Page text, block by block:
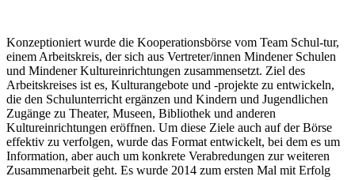
Konzeptioniert wurde die Kooperationsbörse vom Team Schul-tur,
einem Arbeitskreis, der sich aus Vertreter/innen Mindener Schulen
und Mindener Kultureinrichtungen zusammensetzt. Ziel des
Arbeitskreises ist es, Kulturangebote und -projekte zu entwickeln,
die den Schulunterricht ergänzen und Kindern und Jugendlichen
Zugänge zu Theater, Museen, Bibliothek und anderen
Kultureinrichtungen eröffnen. Um diese Ziele auch auf der Börse
effektiv zu verfolgen, wurde das Format entwickelt, bei dem es um
Information, aber auch um konkrete Verabredungen zur weiteren
Zusammenarbeit geht. Es wurde 2014 zum ersten Mal mit Erfolg